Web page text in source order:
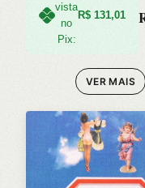
vista
no
Pix:
R$ 131,01
VER MAIS